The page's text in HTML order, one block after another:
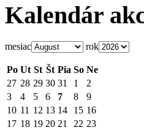
Kalendár
mesiac rok
Po Ut St Št Pia So Ne
27 28 29 30 31 1
2
3
4 5 6 7 8
9
10 11 12 13 14 15 16
17 18 19 20 21 22 23